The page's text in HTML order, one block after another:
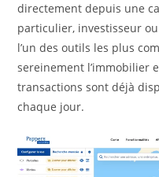
directement depuis une
particulier, investisseur ou
l’un des outils les plus
sereinement l’immobilier
transactions sont déjà
chaque jour.